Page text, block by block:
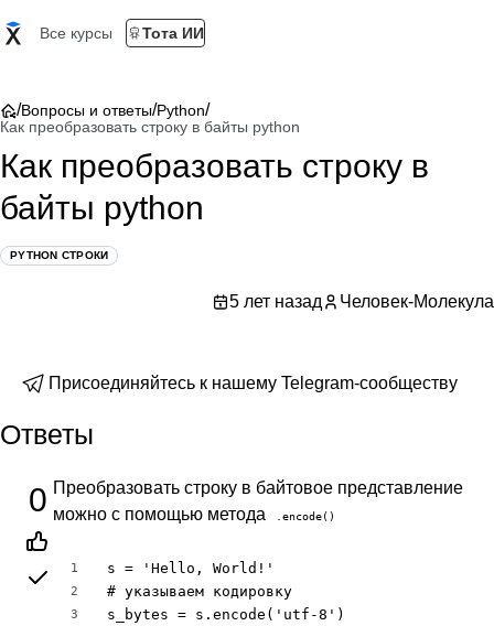
Все курсы Тота ИИ
/Вопросы и ответы/Python/
Как преобразовать строку в байты python
Как преобразовать строку в
байты python
PYTHON СТРОКИ
5 лет назад Человек-Молекула
Присоединяйтесь к нашему Telegram-сообществу
Ответы
0 Преобразовать строку в байтовое представление
можно с помощью метода
.encode()
1
2
3
s = 'Hello, World!'
# указываем кодировку
s_bytes = s.encode('utf-8')